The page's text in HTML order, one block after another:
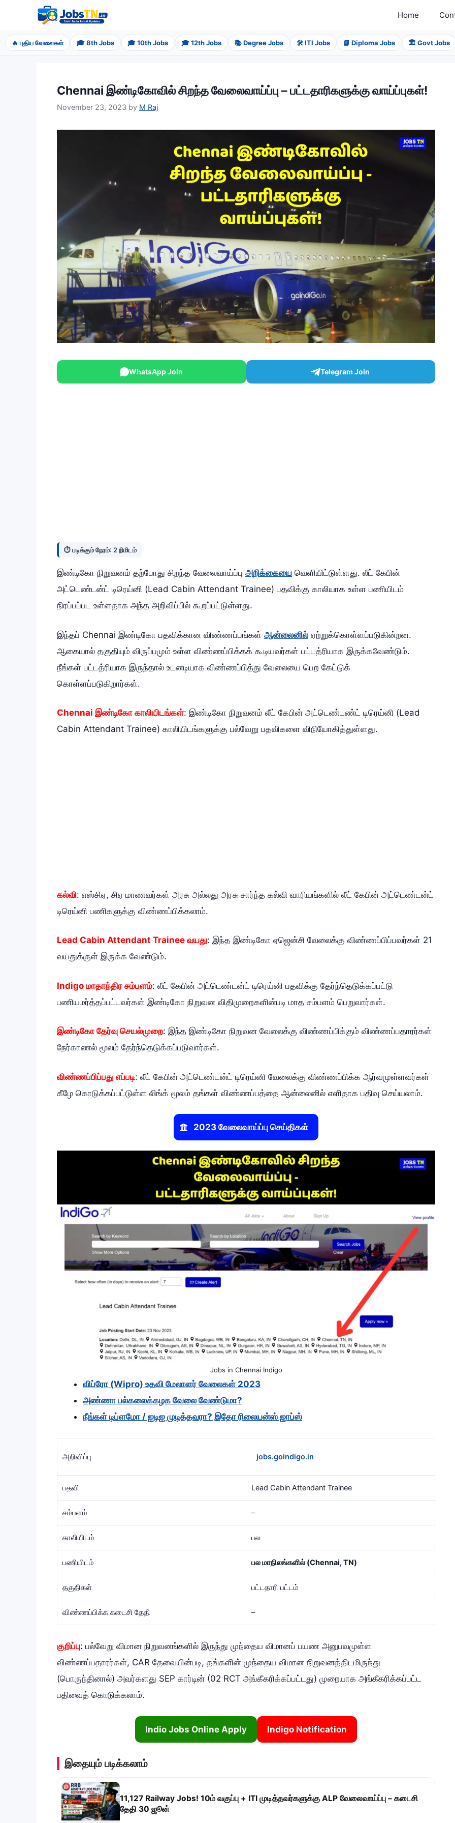
content
Home
🔥 புதிய வேலைகள் 🎓 8th Jobs 🎓 10th Jobs 🎓 12th Jobs 📚 Degree Jobs 🛠️ ITI Jobs 📘 Diploma Jobs 🏛️ Govt Jobs
Chennai இண்டிகோவில் சிறந்த வேலைவாய்ப்பு – பட்டதாரிகளுக்கு வாய்ப்புகள்!
November 23, 2023 by M Raj
WhatsApp Join Telegram Join
⏱️ படிக்கும் நேரம்: 2 நிமிடம்
இண்டிகோ நிறுவனம் தற்போது சிறந்த வேலைவாய்ப்பு அறிக்கையை வெளியிட்டுள்ளது. லீட் கேபின்
அட்டெண்டன்ட் டிரெய்னி (Lead Cabin Attendant Trainee) பதவிக்கு காலியாக உள்ள பணியிடம்
நிரப்பப்பட உள்ளதாக அந்த அறிவிப்பில் கூறப்பட்டுள்ளது.
இந்தப் Chennai இண்டிகோ பதவிக்கான விண்ணப்பங்கள் ஆன்லைனில் ஏற்றுக்கொள்ளப்படுகின்றன.
ஆகையால் தகுதியும் விருப்பமும் உள்ள விண்ணப்பிக்கக் கூடியவர்கள் பட்டத்ரியாக இருக்கவேண்டும்.
நீங்கள் பட்டத்ரியாக இருந்தால் உடனடியாக விண்ணப்பித்து வேலையை பெற கேட்டுக்
கொள்ளப்படுகிறார்கள்.
Chennai இண்டிகோ காலியிடங்கள்: இண்டிகோ நிறுவனம் லீட் கேபின் அட்டெண்டண்ட் டிரெய்னி (Lead
Cabin Attendant Trainee) காலியிடங்களுக்கு பல்வேறு பதவிகளை விநியோகித்துள்ளது.
கல்வி: எஸ்சிஏ, சிஏ மாணவர்கள் அரசு அல்லது அரசு சார்ந்த கல்வி வாரியங்களில் லீட் கேபின் அட்டெண்டன்ட்
டிரெய்னி பணிகளுக்கு விண்ணப்பிக்கலாம்.
Lead Cabin Attendant Trainee வயது: இந்த இண்டிகோ ஏஜென்சி வேலைக்கு விண்ணப்பிப்பவர்கள் 21
வயதுக்குள் இருக்க வேண்டும்.
Indigo மாதாந்திர சம்பளம்: லீட் கேபின் அட்டெண்டன்ட் டிரெய்னி பதவிக்கு தேர்ந்தெடுக்கப்பட்டு
பணியமர்த்தப்பட்டவர்கள் இண்டிகோ நிறுவன விதிமுறைகளின்படி மாத சம்பளம் பெறுவார்கள்.
இண்டிகோ தேர்வு செயல்முறை: இந்த இண்டிகோ நிறுவன வேலைக்கு விண்ணப்பிக்கும் விண்ணப்பதாரர்கள்
நேர்காணல் மூலம் தேர்ந்தெடுக்கப்படுவார்கள்.
விண்ணப்பிப்பது எப்படி: லீட் கேபின் அட்டெண்டன்ட் டிரெய்னி வேலைக்கு விண்ணப்பிக்க ஆர்வமுள்ளவர்கள்
கீழே கொடுக்கப்பட்டுள்ள லிங்க் மூலம் தங்கள் விண்ணப்பத்தை ஆன்லைனில் எளிதாக பதிவு செய்யலாம்.
2023 வேலைவாய்ப்பு செய்திகள்
Jobs in Chennai Indigo
விப்ரோ (Wipro) உதவி மேலாளர் வேலைகள் 2023
அண்ணா பல்கலைக்கழக வேலை வேண்டுமா?
நீங்கள் டிப்ளமோ / ஐடிஐ முடித்தவரா? இதோ ரிலையன்ஸ் ஜாப்ஸ்
அறிவிப்பு jobs.goindigo.in
பதவி Lead Cabin Attendant Trainee
சம்பளம் –
காலியிடம் பல
பணியிடம் பல மாநிலங்களில் (Chennai, TN)
தகுதிகள் பட்டதாரி பட்டம்
விண்ணப்பிக்க கடைசி தேதி –
குறிப்பு: பல்வேறு விமான நிறுவனங்களில் இருந்து முந்தைய விமானப் பயண அனுபவமுள்ள
விண்ணப்பதாரர்கள், CAR தேவையின்படி, தங்களின் முந்தைய விமான நிறுவனத்திடமிருந்து
(பொருந்தினால்) அவர்களது SEP கார்டின் (02 RCT அங்கீகரிக்கப்பட்டது) முறையாக அங்கீகரிக்கப்பட்ட
பதிவைத் கொடுக்கலாம்.
Indio Jobs Online Apply Indigo Notification
இதையும் படிக்கலாம்
11,127 Railway Jobs! 10ம் வகுப்பு + ITI முடித்தவர்களுக்கு ALP வேலைவாய்ப்பு – கடைசி
தேதி 30 ஜூன்